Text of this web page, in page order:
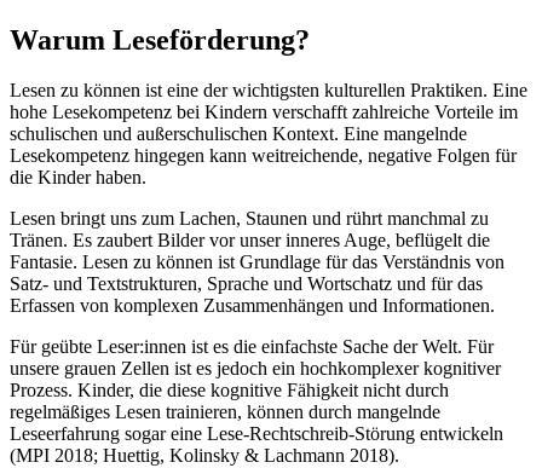
Warum Leseförderung?
Lesen zu können ist eine der wichtigsten kulturellen Praktiken. Eine
hohe Lesekompetenz bei Kindern verschafft zahlreiche Vorteile im
schulischen und außerschulischen Kontext. Eine mangelnde
Lesekompetenz hingegen kann weitreichende, negative Folgen für
die Kinder haben.
Lesen bringt uns zum Lachen, Staunen und rührt manchmal zu
Tränen. Es zaubert Bilder vor unser inneres Auge, beflügelt die
Fantasie. Lesen zu können ist Grundlage für das Verständnis von
Satz- und Textstrukturen, Sprache und Wortschatz und für das
Erfassen von komplexen Zusammenhängen und Informationen.
Für geübte Leser:innen ist es die einfachste Sache der Welt. Für
unsere grauen Zellen ist es jedoch ein hochkomplexer kognitiver
Prozess. Kinder, die diese kognitive Fähigkeit nicht durch
regelmäßiges Lesen trainieren, können durch mangelnde
Leseerfahrung sogar eine Lese-Rechtschreib-Störung entwickeln
(MPI 2018; Huettig, Kolinsky & Lachmann 2018).